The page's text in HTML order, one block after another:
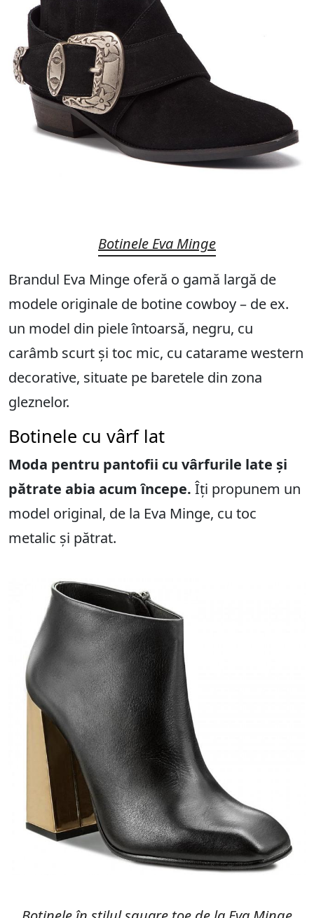
Botinele Eva Minge
Brandul Eva Minge oferă o gamă largă de
modele originale de botine cowboy – de ex.
un model din piele întoarsă, negru, cu
carâmb scurt și toc mic, cu catarame western
decorative, situate pe baretele din zona
gleznelor.
Botinele cu vârf lat
Moda pentru pantofii cu vârfurile late și
pătrate abia acum începe. Îți propunem un
model original, de la Eva Minge, cu toc
metalic și pătrat.